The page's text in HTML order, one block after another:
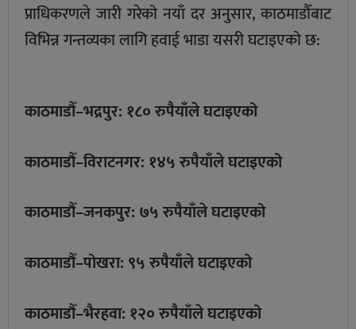
प्राधिकरणले जारी गरेको नयाँ दर अनुसार, काठमाडौँबाट
विभिन्न गन्तव्यका लागि हवाई भाडा यसरी घटाइएको छ:
काठमाडौँ–भद्रपुर: १८० रुपैयाँले घटाइएको
काठमाडौँ–विराटनगर: १४५ रुपैयाँले घटाइएको
काठमाडौँ–जनकपुर: ७५ रुपैयाँले घटाइएको
काठमाडौँ–पोखरा: ९५ रुपैयाँले घटाइएको
काठमाडौँ–भैरहवा: १२० रुपैयाँले घटाइएको